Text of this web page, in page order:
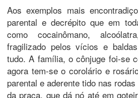
Aos exemplos mais
parental e decrépito que em
como cocainômano,
fragilizado pelos vícios e
tudo. A família, o cônjuge foi-se
agora tem-se o corolário e
parental e aderente tido nas
da praça, que dá nó até em